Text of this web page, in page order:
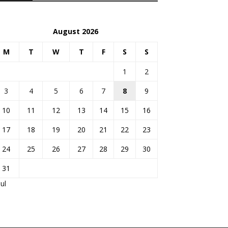
August 2026
M T W T F S S
1
2
3
4 5 6 7 8
9
10
11 12 13 14 15
16
17
18 19 20 21 22
23
24
25 26 27 28 29
30
31